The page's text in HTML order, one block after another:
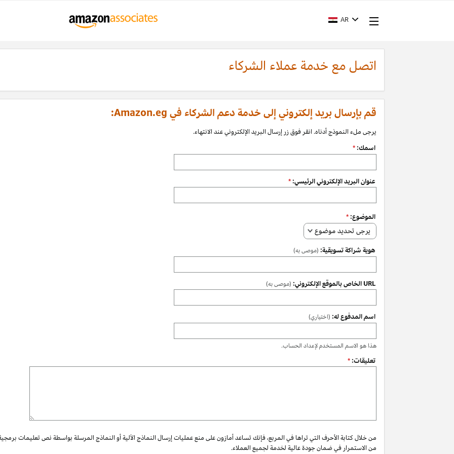
AR
اتصل مع خدمة عملاء الشركاء
قم بإرسال بريد إلكتروني إلى خدمة دعم الشركاء في Amazon.eg:
يرجى ملء النموذج أدناه. انقر فوق زر إرسال البريد الإلكتروني عند الانتهاء.
اسمك:*
عنوان البريد الإلكتروني الرئيسي:*
الموضوع:*
يرجى تحديد موضوع
هوية شراكة تسويقية: (موصى به)
URL الخاص بالموقع الإلكتروني: (موصى به)
اسم المدفوع له: (اختياري)
هذا هو الاسم المستخدم لإعداد الحساب.
تعليقات:*
من خلال كتابة الأحرف التي تراها في المربع، فإنك تساعد أمازون على منع عمليات إرسال النماذج الآلية أو النماذج المرسلة بواسطة نص تعليمات
من الاستمرار في ضمان جودة عالية لخدمة لجميع العملاء.